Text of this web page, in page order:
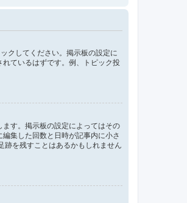
クしてください。掲示板の設定に
ているはずです。例、トピック投
す。掲示板の設定によってはその
集した回数と日時が記事内に小さ
跡を残すことはあるかもしれません